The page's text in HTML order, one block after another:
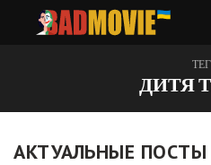
ТЕГ
ДИТЯ
АКТУАЛЬНЫЕ ПОСТЫ